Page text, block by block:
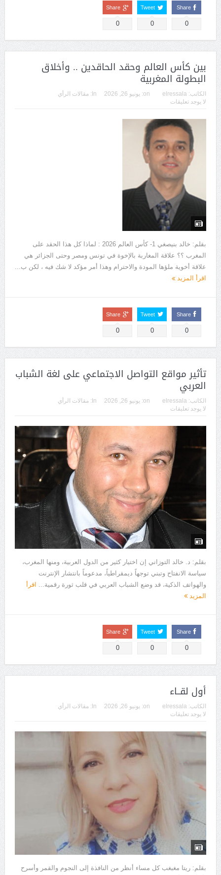
Share
0
Tweet
0
Share
0
بين كأس العالم وحقد الحاقدين .. وأخلاق
البطولة المغربية
الكاتب: elressala
on: يونيو 26, 2026 In:
مقالات الرأي
لا يوجد تعليقات
بقلم: خالد بنيصغي 1- كأس العالم 2026 : لماذا كل هذا الحقد على
المغرب ؟؟ علاقة المغاربة بالإخوة في تونس ومصر وحتى الجزائر هي
علاقة أخوية ملؤها المودة والاحترام وهذا أمر مؤكد لا شك فيه ، لكن ب...
اقرأ المزيد
Share
0
Tweet
0
Share
0
تأثير مواقع التواصل الاجتماعي على لغة الشباب
العربي
الكاتب: elressala
on: يونيو 26, 2026 In: مقالات الرأي
لا يوجد تعليقات
بقلم: د. خالد التوزاني إن اختيار كثير من الدول العربية، ومنها المغرب،
سياسة الانفتاح وتبني توجهاً ديمقراطياً، مدعوماً بانتشار الإنترنت
والهواتف الذكية، قد وضع الشباب العربي في قلب ثورة رقمية... اقرأ
المزيد
Share
0
Tweet
0
Share
0
أول لقــاء
الكاتب: elressala
on: يونيو 26, 2026 In:
مقالات الرأي
لا يوجد تعليقات
بقلم: ريتا مغبغب كل مساء أنظر من النافذة إلى النجوم والقمر وأسرح